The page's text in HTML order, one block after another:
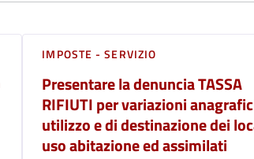
IMPOSTE - SERVIZIO
Presentare la denuncia TASSA
RIFIUTI per variazioni
utilizzo e di destinazione dei
uso abitazione ed assimilati